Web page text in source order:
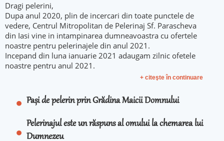
Dragi pelerini,
Dupa anul 2020, plin de incercari din toate punctele de
vedere, Centrul Mitropolitan de Pelerinaj Sf. Parascheva
din Iasi vine in intampinarea dumneavoastra cu ofertele
noastre pentru pelerinajele din anul 2021.
Incepand din luna ianuarie 2021 adaugam zilnic ofetele
noastre pentru anul 2021.
+ citeşte în continuare
Pași de pelerin prin Grădina Maicii Domnului
Pelerinajul este un răspuns al omului la chemarea lui
Dumnezeu